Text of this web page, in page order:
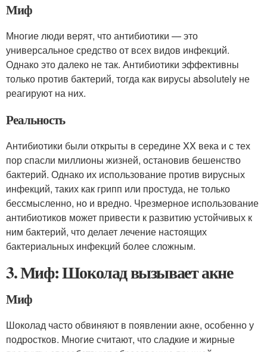
Миф
Многие люди верят, что антибиотики — это
универсальное средство от всех видов инфекций.
Однако это далеко не так. Антибиотики эффективны
только против бактерий, тогда как вирусы absolutely не
реагируют на них.
Реальность
Антибиотики были открыты в середине XX века и с тех
пор спасли миллионы жизней, остановив бешенство
бактерий. Однако их использование против вирусных
инфекций, таких как грипп или простуда, не только
бессмысленно, но и вредно. Чрезмерное использование
антибиотиков может привести к развитию устойчивых к
ним бактерий, что делает лечение настоящих
бактериальных инфекций более сложным.
3. Миф: Шоколад вызывает акне
Миф
Шоколад часто обвиняют в появлении акне, особенно у
подростков. Многие считают, что сладкие и жирные